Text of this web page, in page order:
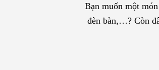
Bạn muốn một
đèn bàn,…? Còn